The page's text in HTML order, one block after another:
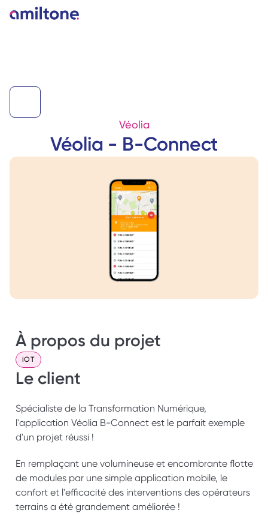
Véolia
Véolia - B-Connect
À propos du projet
iOT
Le client
Spécialiste de la Transformation Numérique,
l'application Véolia B-Connect est le parfait exemple
d'un projet réussi !
En remplaçant une volumineuse et encombrante flotte
de modules par une simple application mobile, le
confort et l'efficacité des interventions des opérateurs
terrains a été grandement améliorée !